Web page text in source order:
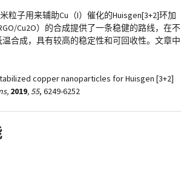
粒子用来辅助Cu（I）催化的Huisgen[3+2]环加
Cu2O）的合成提供了一条稳健的路线，在不
合成，具有较高的稳定性和可回收性。文章中
copper nanoparticles for Huisgen [3+2]
2019, 55, 6249-6252